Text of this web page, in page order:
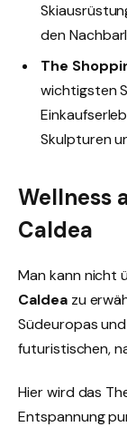
den
The
wichtigsten
Skulpturen
Wellness
Caldea
Man kann nicht
Caldeazu
Südeuropas
futuristischen,
Hier wird das
Entspannung